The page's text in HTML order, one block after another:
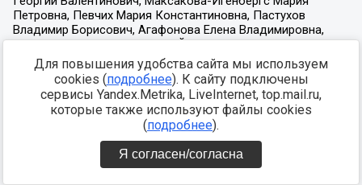
Для повышения удобства сайта мы используем
cookies (подробнее). К сайту подключены
сервисы Yandex.Metrika, LiveInternet, top.mail.ru,
которые также используют файлы cookies
(подробнее).
Я согласен/согласна